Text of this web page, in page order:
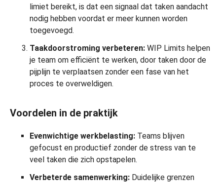
limiet bereikt, is dat een signaal dat taken aandacht
nodig hebben voordat er meer kunnen worden
toegevoegd.
Taakdoorstroming verbeteren: WIP Limits helpen
je team om efficiënt te werken, door taken door de
pijplijn te verplaatsen zonder een fase van het
proces te overweldigen.
Voordelen in de praktijk
Evenwichtige werkbelasting: Teams blijven
gefocust en productief zonder de stress van te
veel taken die zich opstapelen.
Verbeterde samenwerking: Duidelijke grenzen